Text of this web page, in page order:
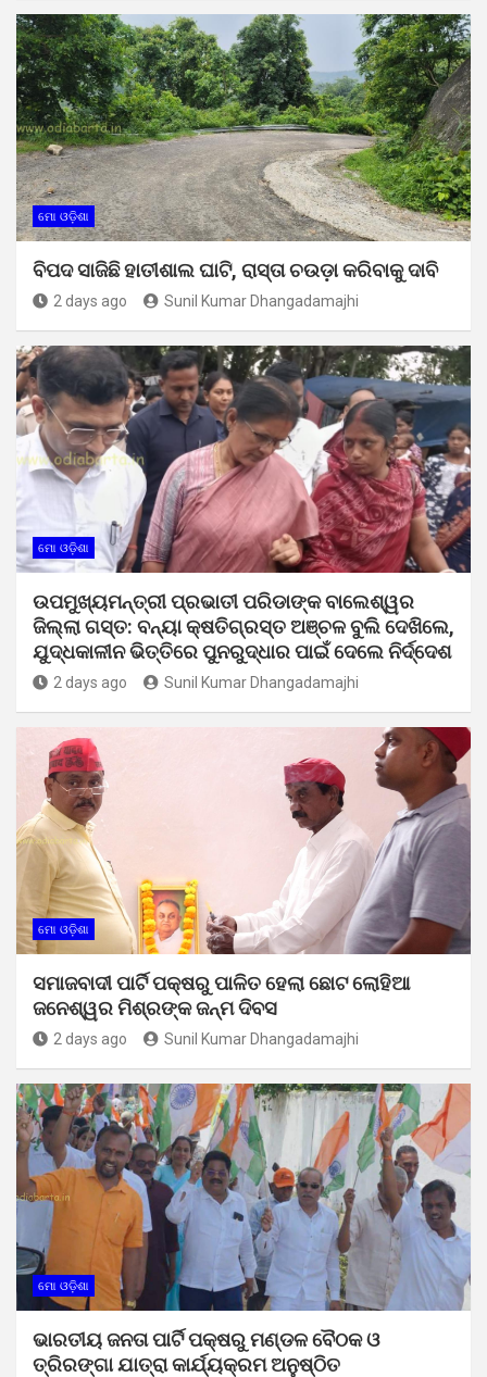
ମୋ ଓଡ଼ିଶା
ବିପଦ ସାଜିଛି ହାତୀଶାଲ ଘାଟି, ରାସ୍ତା ଚଉଡ଼ା କରିବାକୁ ଦାବି
2 days ago Sunil Kumar Dhangadamajhi
ମୋ ଓଡ଼ିଶା
ଉପମୁଖ୍ୟମନ୍ତ୍ରୀ ପ୍ରଭାତୀ ପରିଡାଙ୍କ ବାଲେଶ୍ୱର
ଜିଲ୍ଲା ଗସ୍ତ: ବନ୍ୟା କ୍ଷତିଗ୍ରସ୍ତ ଅଞ୍ଚଳ ବୁଲି ଦେଖିଲେ,
ଯୁଦ୍ଧକାଳୀନ ଭିତ୍ତିରେ ପୁନରୁଦ୍ଧାର ପାଇଁ ଦେଲେ ନିର୍ଦ୍ଦେଶ
2 days ago Sunil Kumar Dhangadamajhi
ମୋ ଓଡ଼ିଶା
ସମାଜବାଦୀ ପାର୍ଟି ପକ୍ଷରୁ ପାଳିତ ହେଲା ଛୋଟ ଲୋହିଆ
ଜନେଶ୍ୱର ମିଶ୍ରଙ୍କ ଜନ୍ମ ଦିବସ
2 days ago Sunil Kumar Dhangadamajhi
ମୋ ଓଡ଼ିଶା
ଭାରତୀୟ ଜନତା ପାର୍ଟି ପକ୍ଷରୁ ମଣ୍ଡଳ ବୈଠକ ଓ
ତ୍ରିରଙ୍ଗା ଯାତ୍ରା କାର୍ଯ୍ୟକ୍ରମ ଅନୁଷ୍ଠିତ